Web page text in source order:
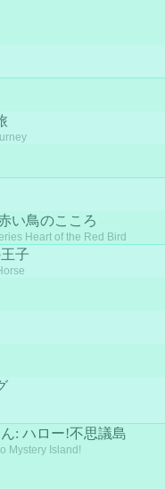
い鳥のこころ
Heart of the Red Bird
子
: ハロー!不思議島
Mystery Island!